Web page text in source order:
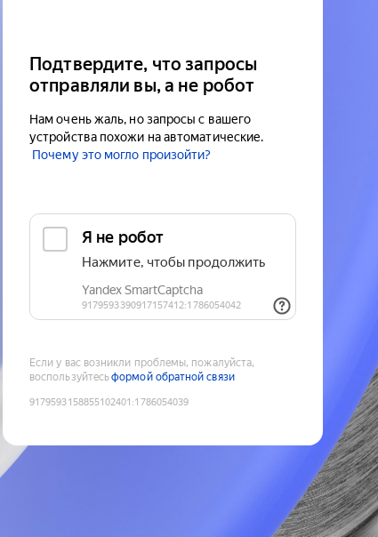
Подтвердите, что запросы
отправляли вы, а не робот
Нам очень жаль, но запросы с вашего
устройства похожи на автоматические.
Почему это могло произойти?
Если у вас возникли проблемы, пожалуйста,
воспользуйтесьформой обратной связи
9179593158855102401 :1786054039